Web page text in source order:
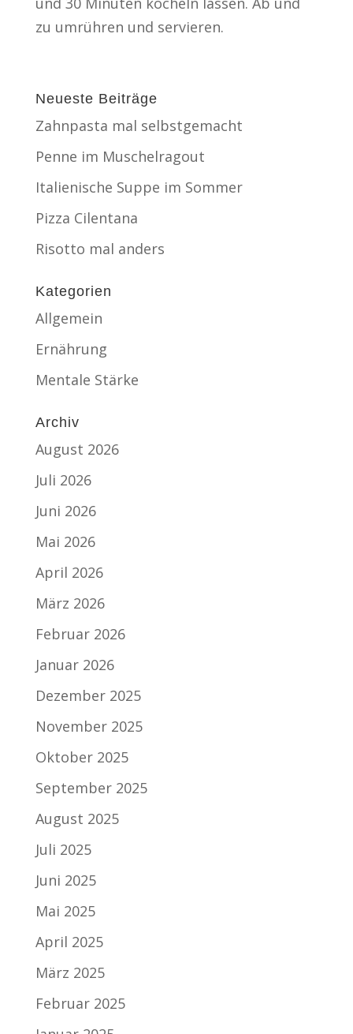
zu umrühren und servieren.
Neueste Beiträge
Zahnpasta mal selbstgemacht
Penne im Muschelragout
Italienische Suppe im Sommer
Pizza Cilentana
Risotto mal anders
Kategorien
Allgemein
Ernährung
Mentale Stärke
Archiv
August 2026
Juli 2026
Juni 2026
Mai 2026
April 2026
März 2026
Februar 2026
Januar 2026
Dezember 2025
November 2025
Oktober 2025
September 2025
August 2025
Juli 2025
Juni 2025
Mai 2025
April 2025
März 2025
Februar 2025